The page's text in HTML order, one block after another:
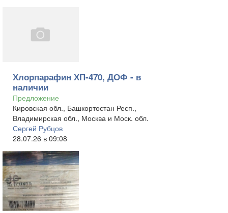
Хлорпарафин ХП-470, ДОФ - в
наличии
Предложение
Кировская обл., Башкортостан Респ.,
Владимирская обл., Москва и Моск. обл.
Сергей Рубцов
28.07.26 в 09:08